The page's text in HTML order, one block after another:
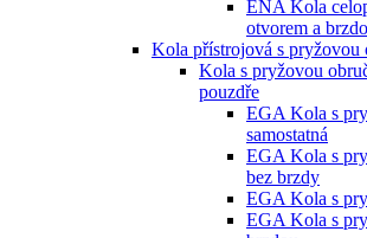
ENA Kola
otvorem a
Kola přístrojová s pryžovou
Kola s pryžovou
pouzdře
EGA Kola s
samostatná
EGA Kola s
bez brzdy
EGA Kola s
EGA Kola s